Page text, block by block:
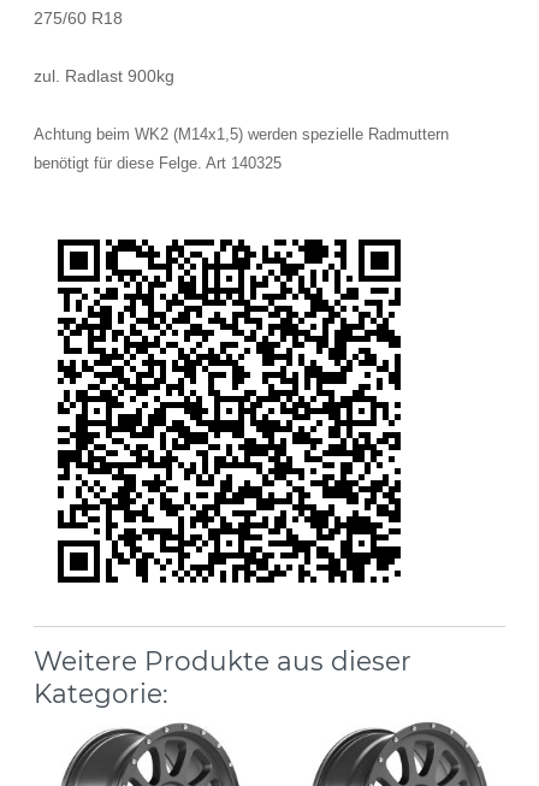
275/60 R18
zul. Radlast 900kg
Achtung beim WK2 (M14x1,5) werden spezielle Radmuttern
benötigt für diese Felge. Art 140325
Weitere Produkte aus dieser
Kategorie: